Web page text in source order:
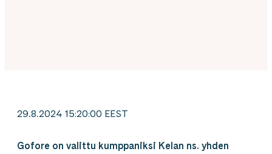
29.8.2024 15:20:00 EEST
Gofore on valittu kumppaniksi Kelan ns. yhden